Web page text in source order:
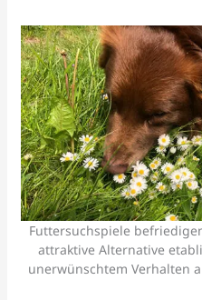
Futtersuchspiele
attraktive Alternative
unerwünschtem Verhalten